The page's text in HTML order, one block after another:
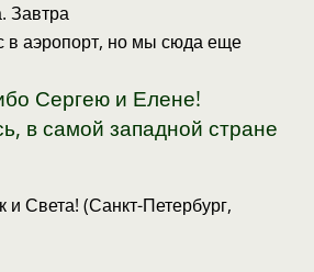
Завтра
в аэропорт, но мы сюда еще
Сергею и Елене!
в самой западной стране
Света! (Санкт-Петербург,